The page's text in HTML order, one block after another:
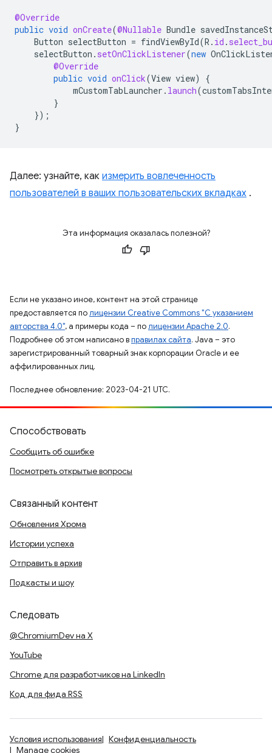
@Override
public void onCreate(@Nullable Bundle
Button selectButton = findViewById(R . id .
selectButton . setOnClickListener(new
@Override
public void onClick(View view)
{
mCustomTabLauncher . launch(
}
});
}
Далее: узнайте, как измерить вовлеченность
пользователей в ваших пользовательских вкладках .
Эта информация оказалась полезной?
Если не указано иное, контент на этой странице
предоставляется полицензии Creative Commons "С указанием
авторства 4.0", а примеры кода – полицензии Apache 2.0.
Подробнее об этом написано вправилах сайта. Java – это
зарегистрированный товарный знак корпорации Oracle и ее
аффилированных лиц.
Последнее обновление: 2023-04-21 UTC.
Способствовать
Сообщить об ошибке
Посмотреть открытые вопросы
Связанный контент
Обновления Хрома
Истории успеха
Отправить в архив
Подкасты и шоу
Следовать
@ChromiumDev на X
YouTube
Chrome для разработчиков на LinkedIn
Код для фида RSS
Условия использования
Конфиденциальность
Manage cookies